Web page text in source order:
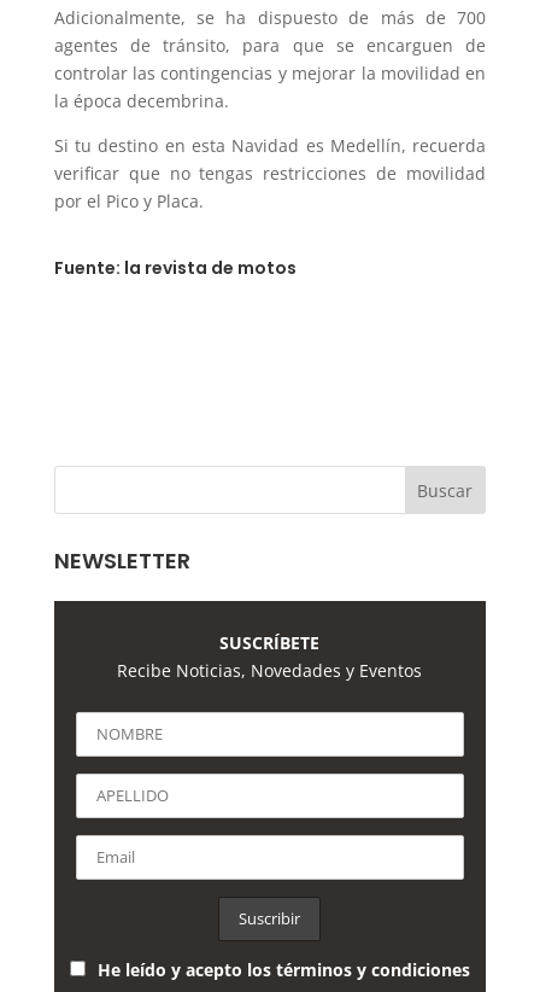
Adicionalmente, se ha dispuesto de más de 700
agentes de tránsito, para que se encarguen de
controlar las contingencias y mejorar la movilidad en
la época decembrina.
Si tu destino en esta Navidad es Medellín, recuerda
verificar que no tengas restricciones de movilidad
por el Pico y Placa.
Fuente: la revista de motos
NEWSLETTER
SUSCRÍBETE
Recibe Noticias, Novedades y Eventos
He leído y acepto los términos y condiciones